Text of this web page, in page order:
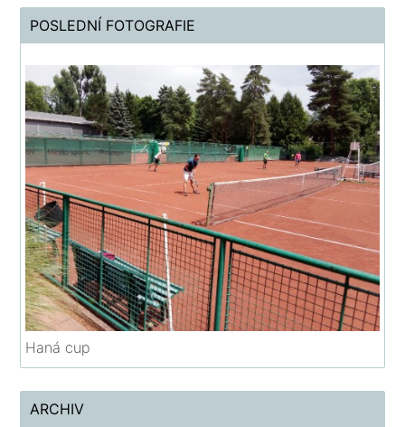
POSLEDNÍ FOTOGRAFIE
Haná cup
ARCHIV